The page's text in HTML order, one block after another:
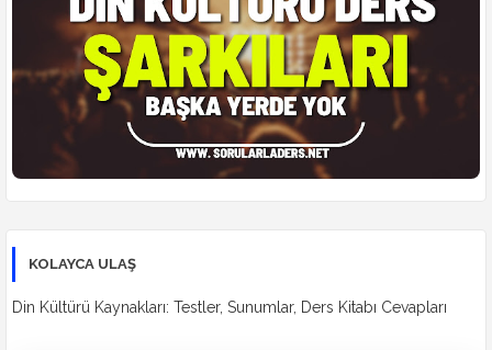
KOLAYCA ULAŞ
Din Kültürü Kaynakları: Testler, Sunumlar, Ders Kitabı Cevapları